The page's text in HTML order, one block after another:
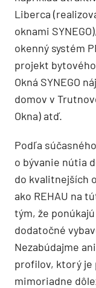
Liberca
oknami
okenný systém
projekt
Okná SYNEGO
domov v
Okna) atď.
Podľa
o bývanie nútia
do kvalitnejších
ako REHAU na
tým, že
dodatočné
Nezabúdajme
profilov, ktorý je
mimoriadne